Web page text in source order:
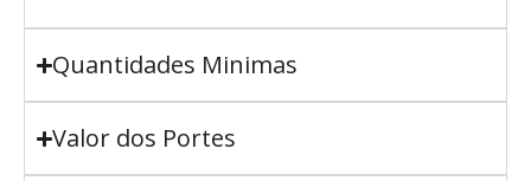
Quantidades Minimas
Valor dos Portes